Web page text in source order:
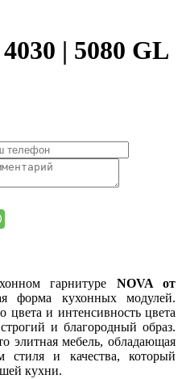
| 5080 GL
гарнитуре NOVA от
форма кухонных модулей.
цвета и интенсивность цвета
и благородный образ.
элитная мебель, обладающая
стиля и качества, который
кухни.